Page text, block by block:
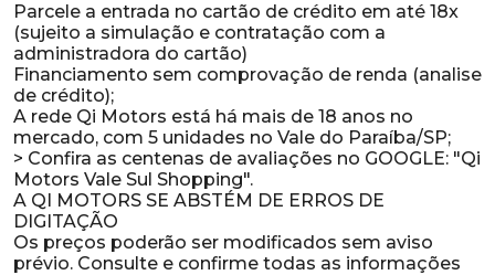
Parcele a entrada no cartão de crédito em até 18x
(sujeito a simulação e contratação com a
administradora do cartão)
Financiamento sem comprovação de renda (analise
de crédito);
A rede Qi Motors está há mais de 18 anos no
mercado, com 5 unidades no Vale do Paraíba/SP;
> Confira as centenas de avaliações no GOOGLE: "Qi
Motors Vale Sul Shopping".
A QI MOTORS SE ABSTÉM DE ERROS DE
DIGITAÇÃO
Os preços poderão ser modificados sem aviso
prévio. Consulte e confirme todas as informações